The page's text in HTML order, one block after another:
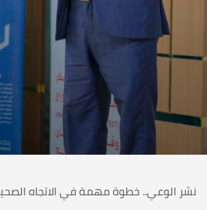
نشر الوعي.. خطوة مهمة في الاتجاه